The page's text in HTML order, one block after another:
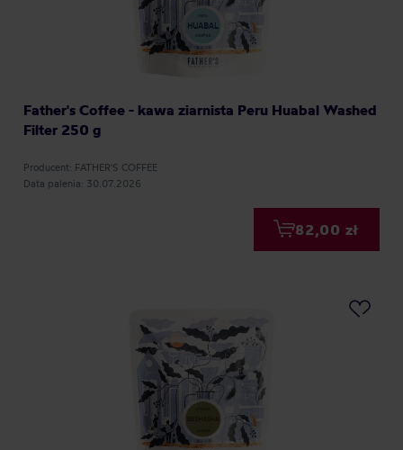
Father's Coffee - kawa ziarnista Peru Huabal Washed
Filter 250 g
Producent: FATHER'S COFFEE
Data palenia: 30.07.2026
82,00 zł